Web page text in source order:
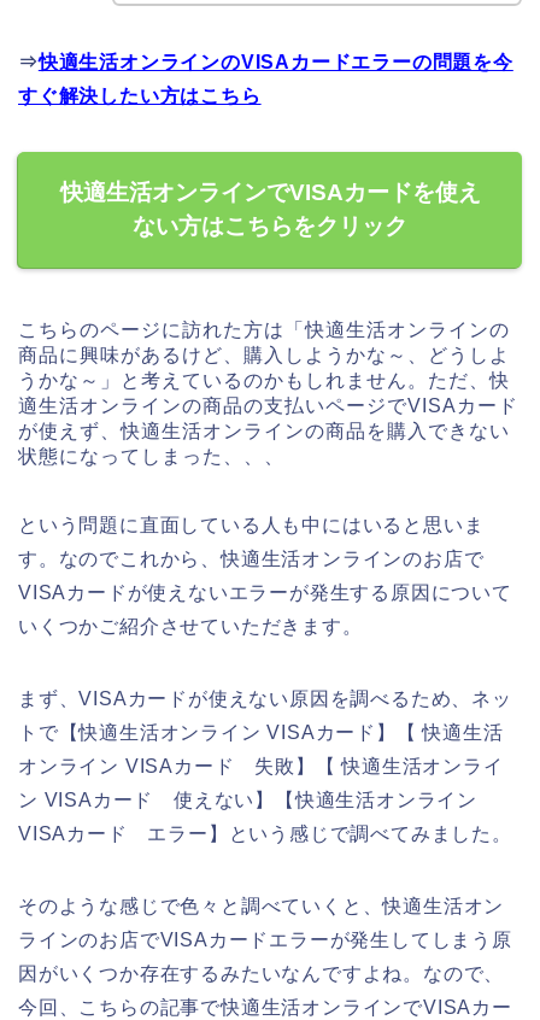
⇒快適生活オンラインのVISAカードエラーの問題を今
すぐ解決したい方はこちら
快適生活オンラインでVISAカードを使え
ない方はこちらをクリック
こちらのページに訪れた方は「快適生活オンラインの
商品に興味があるけど、購入しようかな～、どうしよ
うかな～」と考えているのかもしれません。ただ、快
適生活オンラインの商品の支払いページでVISAカード
が使えず、快適生活オンラインの商品を購入できない
状態になってしまった、、、
という問題に直面している人も中にはいると思いま
す。なのでこれから、快適生活オンラインのお店で
VISAカードが使えないエラーが発生する原因について
いくつかご紹介させていただきます。
まず、VISAカードが使えない原因を調べるため、ネッ
トで【快適生活オンライン VISAカード】【 快適生活
オンライン VISAカード 失敗】【 快適生活オンライ
ン VISAカード 使えない】【快適生活オンライン
VISAカード エラー】という感じで調べてみました。
そのような感じで色々と調べていくと、快適生活オン
ラインのお店でVISAカードエラーが発生してしまう原
因がいくつか存在するみたいなんですよね。なので、
今回、こちらの記事で快適生活オンラインでVISAカー